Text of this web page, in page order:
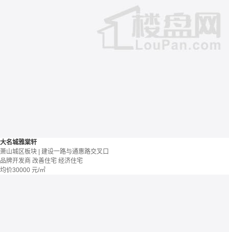
大名城雅棠轩
萧山城区板块 | 建设一路与通惠路交叉口
品牌开发商 改善住宅 经济住宅
均价30000 元/㎡